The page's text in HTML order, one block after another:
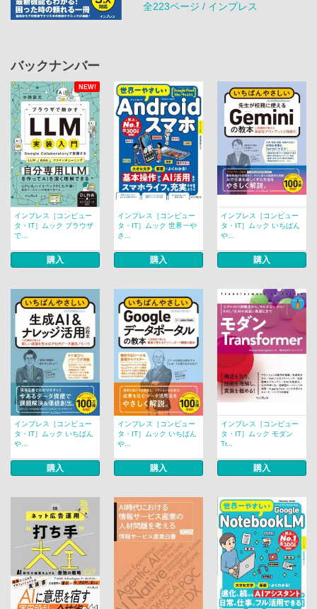
全223ページ / インプレス
バックナンバー
NEW!
インプレス［コンピュー
タ・IT］ムック ブラウザ
で...
購入
インプレス［コンピュー
タ・IT］ムック 世界一や
さ...
購入
インプレス［コンピュー
タ・IT］ムック いちばん
や...
購入
インプレス［コンピュー
タ・IT］ムック いちばん
や...
購入
インプレス［コンピュー
タ・IT］ムック いちばん
や...
購入
インプレス［コンピュー
タ・IT］ムック モダン
Tr...
購入